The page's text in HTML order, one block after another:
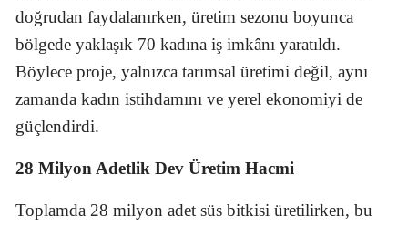
doğrudan faydalanırken, üretim sezonu boyunca
bölgede yaklaşık 70 kadına iş imkânı yaratıldı.
Böylece proje, yalnızca tarımsal üretimi değil, aynı
zamanda kadın istihdamını ve yerel ekonomiyi de
güçlendirdi.
28 Milyon Adetlik Dev Üretim Hacmi
Toplamda 28 milyon adet süs bitkisi üretilirken, bu